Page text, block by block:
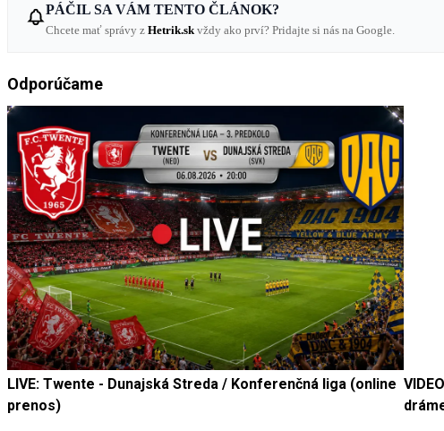
PÁČIL SA VÁM TENTO ČLÁNOK?
Chcete mať správy z Hetrik.sk vždy ako prví? Pridajte si nás na Google.
Odporúčame
LIVE: Twente - Dunajská Streda / Konferenčná liga (online
prenos)